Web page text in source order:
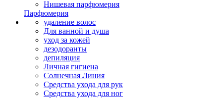
Нишевая парфюмерия
Парфюмерия
удаление волос
Для ванной и душа
уход за кожей
дезодоранты
депиляция
Личная гигиена
Солнечная Линия
Средства ухода для рук
Средства ухода для ног